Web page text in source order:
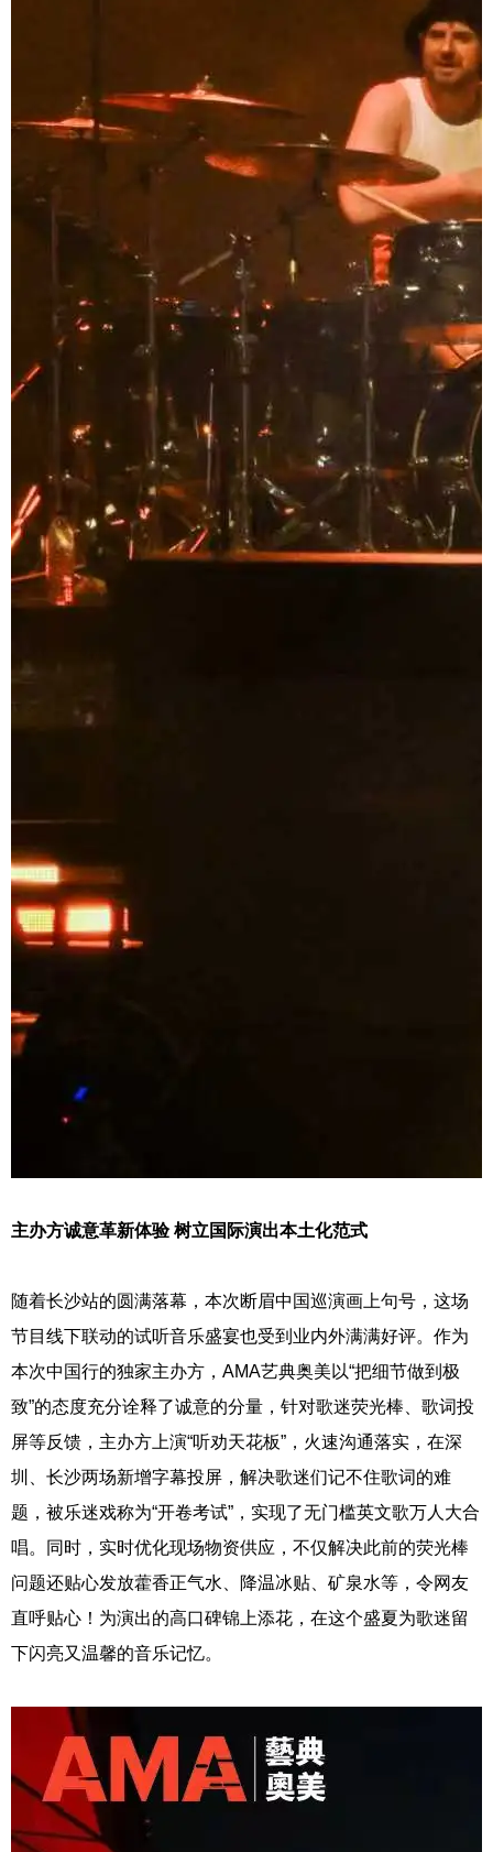
主办方诚意革新体验 树立国际演出本土化范式
随着长沙站的圆满落幕，本次断眉中国巡演画上句号，这场
节目线下联动的试听音乐盛宴也受到业内外满满好评。作为
本次中国行的独家主办方，AMA艺典奥美以“把细节做到极
致”的态度充分诠释了诚意的分量，针对歌迷荧光棒、歌词投
屏等反馈，主办方上演“听劝天花板”，火速沟通落实，在深
圳、长沙两场新增字幕投屏，解决歌迷们记不住歌词的难
题，被乐迷戏称为“开卷考试”，实现了无门槛英文歌万人大合
唱。同时，实时优化现场物资供应，不仅解决此前的荧光棒
问题还贴心发放藿香正气水、降温冰贴、矿泉水等，令网友
直呼贴心！为演出的高口碑锦上添花，在这个盛夏为歌迷留
下闪亮又温馨的音乐记忆。